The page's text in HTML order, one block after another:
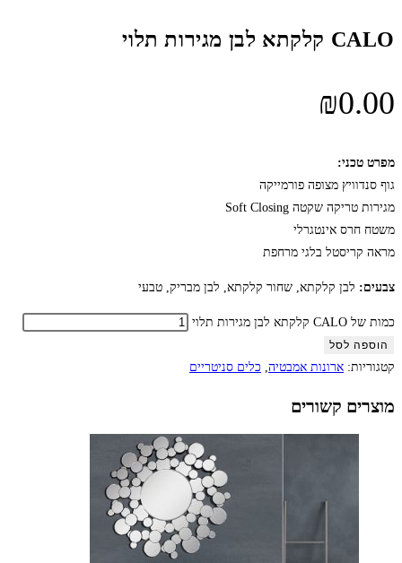
CALO קלקתא לבן מגירות תלוי
₪0.00
מפרט טכני:
גוף סנדוויץ מצופה פורמייקה
מגירות טריקה שקטה Soft Closing
משטח חרס אינטגרלי
מראה קריסטל בלגי מרחפת
צבעים: לבן קלקתא, שחור קלקתא, לבן מבריק, טבעי
כמות של CALO קלקתא לבן מגירות תלוי
הוספה לסל
קטגוריות: ארונות אמבטיה, כלים סניטריים
מוצרים קשורים